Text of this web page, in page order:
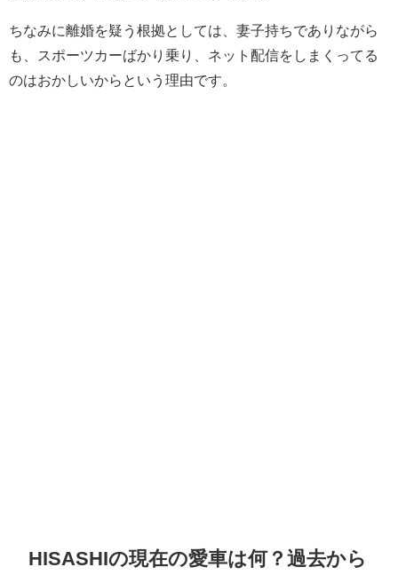
ちなみに離婚を疑う根拠としては、妻子持ちでありながら
も、スポーツカーばかり乗り、ネット配信をしまくってる
のはおかしいからという理由です。
HISASHIの現在の愛車は何？過去から